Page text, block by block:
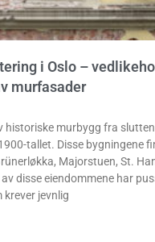
i Oslo –
murfasader
historiske murbygg fra
tallet. Disse bygningene
Majorstuen, St.
disse eiendommene har
krever jevnlig